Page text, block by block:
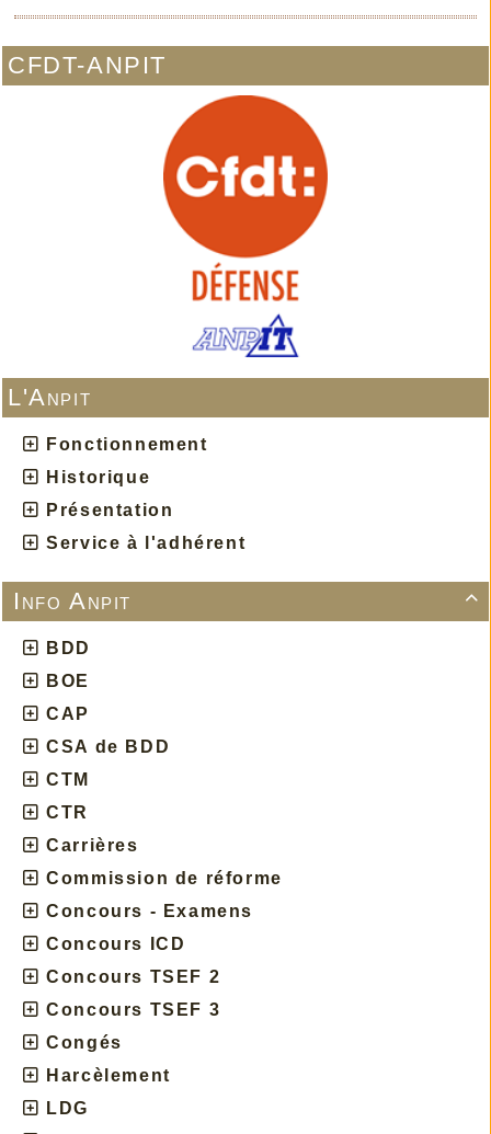
CFDT-ANPIT
L'Anpit
Fonctionnement
Historique
Présentation
Service à l'adhérent

Info Anpit
BDD
BOE
CAP
CSA de BDD
CTM
CTR
Carrières
Commission de réforme
Concours - Examens
Concours ICD
Concours TSEF 2
Concours TSEF 3
Congés
Harcèlement
LDG